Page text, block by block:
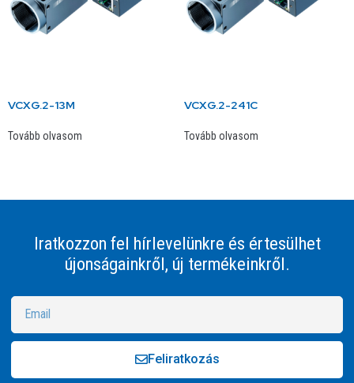
VCXG.2-13M
Tovább olvasom
VCXG.2-241C
Tovább olvasom
Iratkozzon fel hírlevelünkre és értesülhet
újonságainkről, új termékeinkről.
Feliratkozás